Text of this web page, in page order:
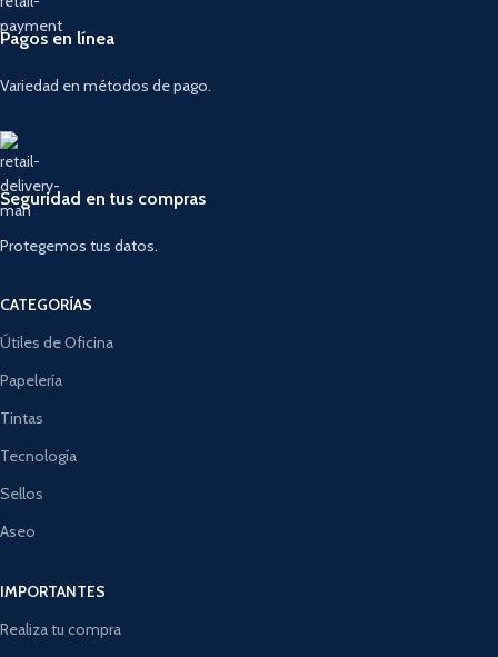
Pagos en línea
Variedad en métodos de pago.
Seguridad en tus compras
Protegemos tus datos.
CATEGORÍAS
Útiles de Oficina
Papelería
Tintas
Tecnología
Sellos
Aseo
IMPORTANTES
Realiza tu compra